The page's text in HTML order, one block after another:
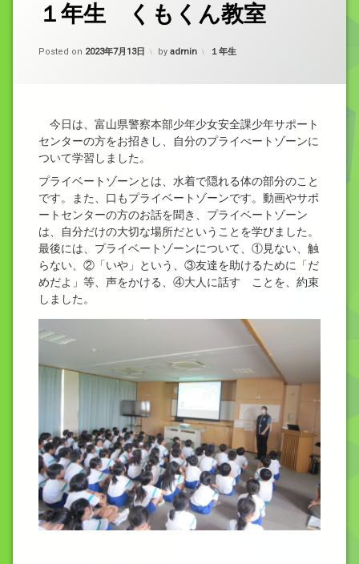
１年生 くもくん教室
Posted on 2023年7月13日
Updated on 2023年7月14日
by admin カテゴリー:
１年生
今日は、富山県警察本部少年少女安全課少年サポート
センターの方をお招きし、自分のプライべートゾーンに
ついて学習しました。
プライベートゾーンとは、水着で隠れる体の部分のこと
です。また、口もプライベートゾーンです。動画やサポ
ートセンターの方のお話を聞き、プライベートゾーン
は、自分だけの大切な場所だということを学びました。
最後には、プライベートゾーンについて、①見ない、触
らない、②「いや」という、③友達を助けるために「だ
めだよ」等、声をかける、④大人に話す ことを、約束
しました。